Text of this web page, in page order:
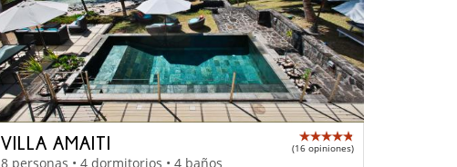
VILLA AMAITI (16 opiniones)
8 personas • 4 dormitorios • 4 baños